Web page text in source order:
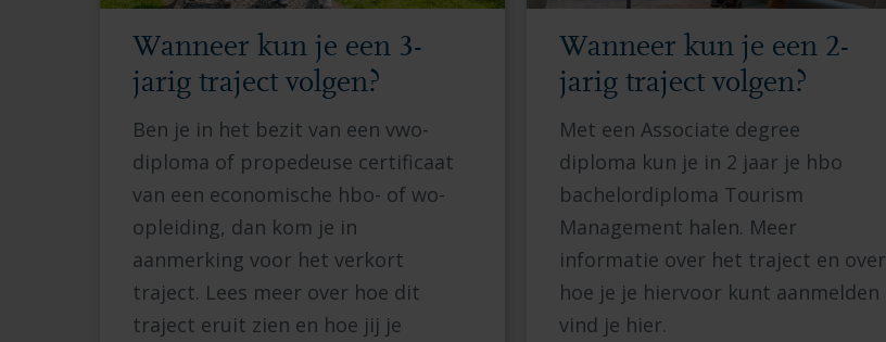
Wanneer kun je een 3-
jarig traject volgen?
Ben je in het bezit van een vwo-
diploma of propedeuse certificaat
van een economische hbo- of wo-
opleiding, dan kom je in
aanmerking voor het verkort
traject. Lees meer over hoe dit
traject eruit zien en hoe jij je
Wanneer kun je een 2-
jarig traject volgen?
Met een Associate degree
diploma kun je in 2 jaar je hbo
bachelordiploma Tourism
Management halen. Meer
informatie over het traject en over
hoe je je hiervoor kunt aanmelden
vind je hier.